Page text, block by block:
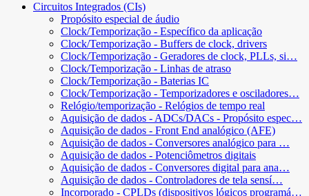
Circuitos Integrados (CIs)
Propósito especial de áudio
Clock/Temporização - Específico da aplicação
Clock/Temporização - Buffers de clock, drivers
Clock/Temporização - Geradores de clock, PLLs, si…
Clock/Temporização - Linhas de atraso
Clock/Temporização - Baterias IC
Clock/Temporização - Temporizadores e osciladores…
Relógio/temporização - Relógios de tempo real
Aquisição de dados - ADCs/DACs - Propósito espec…
Aquisição de dados - Front End analógico (AFE)
Aquisição de dados - Conversores analógico para …
Aquisição de dados - Potenciômetros digitais
Aquisição de dados - Conversores digital para ana…
Aquisição de dados - Controladores de tela sensí…
Incorporado - CPLDs (dispositivos lógicos programá…